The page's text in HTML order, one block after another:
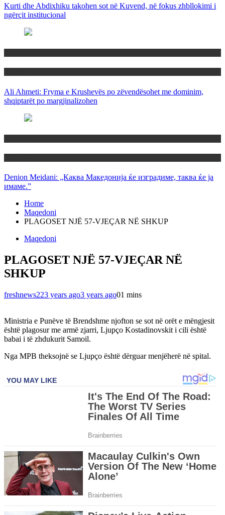
Kurti dhe Abdixhiku takohen sot në Kuvend, në fokus zhbllokimi i
ngërçit institucional
Ali Ahmeti: Fryma e Krushevës po zëvendësohet me dominim,
shqiptarët po margjinalizohen
Denion Meidani: „Каква Македонија ќе изградиме, таква ќе ја
имаме.”
Home
Maqedoni
PLAGOSET NJË 57-VJEÇAR NË SHKUP
Maqedoni
PLAGOSET NJË 57-VJEÇAR NË
SHKUP
freshnews223 years ago3 years ago01 mins
Ministria e Punëve të Brendshme njofton se sot në orët e mëngjesit
është plagosur me armë zjarri, Ljupço Kostadinovskit i cili është
babai i të zhdukurit Samoil.
Nga MPB theksojnë se Ljupço është dërguar menjëherë në spital.